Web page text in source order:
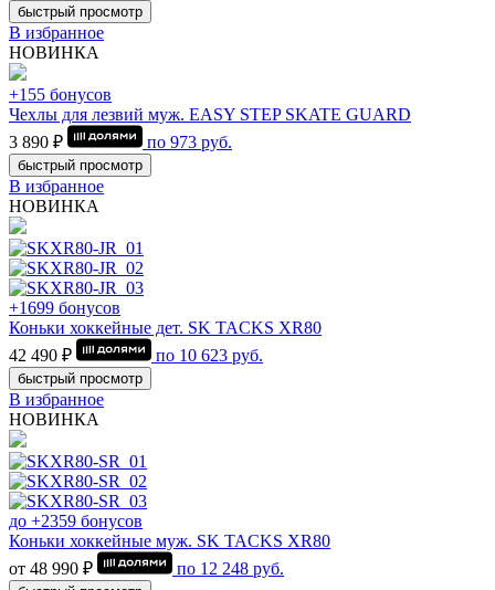
быстрый просмотр
В избранное
НОВИНКА
+155 бонусов
Чехлы для лезвий муж. EASY STEP SKATE GUARD
3 890 ₽
по 973 руб.
быстрый просмотр
В избранное
НОВИНКА
+1699 бонусов
Коньки хоккейные дет. SK TACKS XR80
42 490 ₽
по 10 623 руб.
быстрый просмотр
В избранное
НОВИНКА
до +2359 бонусов
Коньки хоккейные муж. SK TACKS XR80
от 48 990 ₽
по 12 248 руб.